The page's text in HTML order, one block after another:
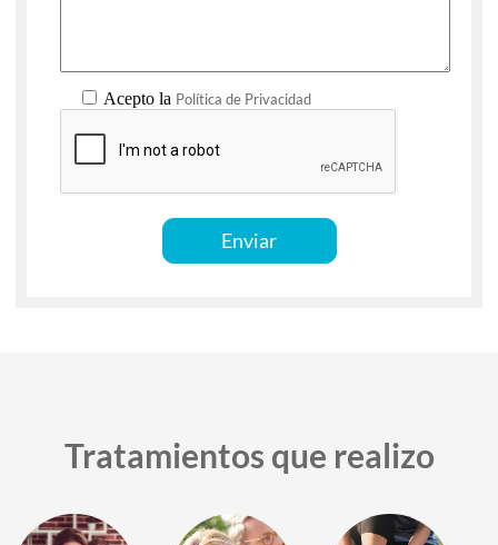
Acepto la Política de Privacidad
Tratamientos que realizo